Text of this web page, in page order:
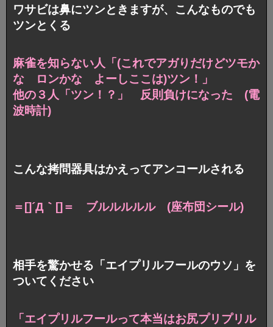
ワサビは鼻にツンときますが、こんなものでも
ツンとくる
麻雀を知らない人
「(これでアガりだけどツモか
な ロンかな よーしここは)ツン！」
他の３人「ツン！？」 反則負けになった (電
波時計)
こんな拷問器具はかえってアンコールされる
＝[]´Д｀[]＝ ブルルルルル (座布団シール)
相手を驚かせる「エイプリルフールのウソ」を
ついてください
「エイプリルフールって本当はお尻プリプリル